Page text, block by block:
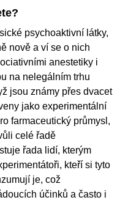
psychoaktivní látky,
nově a ví se o nich
anestetiky i
na nelegálním trhu
jsou známy přes dvacet
jako experimentální
farmaceutický průmysl,
celé řadě
řada lidí, kterým
kteří si tyto
je, což
účinků a často i